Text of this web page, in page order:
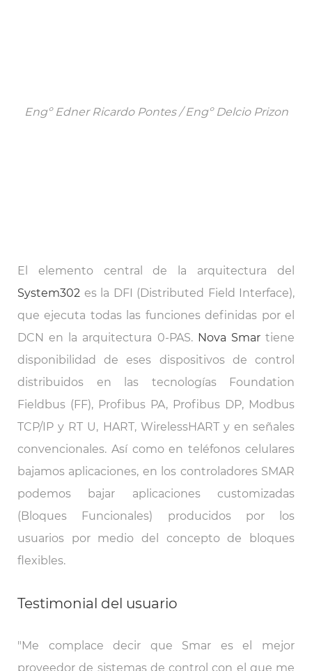
Engº Edner Ricardo Pontes / Engº Delcio Prizon
El elemento central de la arquitectura del
System302 es la DFI (Distributed Field Interface),
que ejecuta todas las funciones definidas por el
DCN en la arquitectura 0-PAS. Nova Smartiene
disponibilidad de eses dispositivos de control
distribuidos en las tecnologías Foundation
Fieldbus (FF), Profibus PA, Profibus DP, Modbus
TCP/IP y RT U, HART, WirelessHART y en señales
convencionales. Así como en teléfonos celulares
bajamos aplicaciones, en los controladores SMAR
podemos bajar aplicaciones customizadas
(Bloques Funcionales) producidos por los
usuarios por medio del concepto de bloques
flexibles.
Testimonial del usuario
"Me complace decir que Smar es el mejor
proveedor de sistemas de control con el que me